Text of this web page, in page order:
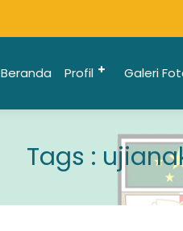
Beranda Profil Galeri
Tags :